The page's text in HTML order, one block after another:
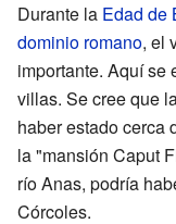
Durante la Edad de
dominio romano, el
importante. Aquí se
villas. Se cree que
haber estado cerca
la "mansión Caput
río Anas, podría
Córcoles.